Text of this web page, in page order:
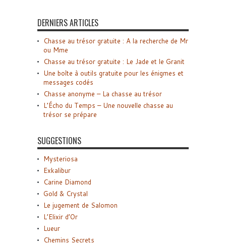
DERNIERS ARTICLES
Chasse au trésor gratuite : A la recherche de Mr
ou Mme
Chasse au trésor gratuite : Le Jade et le Granit
Une boîte à outils gratuite pour les énigmes et
messages codés
Chasse anonyme – La chasse au trésor
L’Écho du Temps – Une nouvelle chasse au
trésor se prépare
SUGGESTIONS
Mysteriosa
Exkalibur
Carine Diamond
Gold & Crystal
Le jugement de Salomon
L’Elixir d’Or
Lueur
Chemins Secrets